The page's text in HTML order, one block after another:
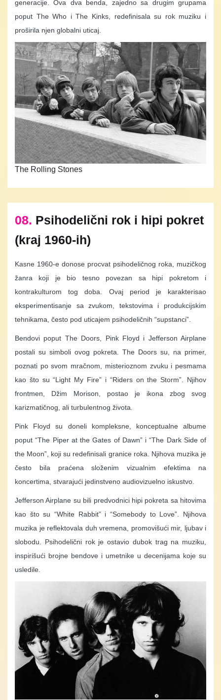
generacije. Ova dva benda, zajedno sa drugim grupama
poput The Who i The Kinks, redefinisala su rok muziku i
proširila njen globalni uticaj.
The Rolling Stones
08. Psihodelični rok i hipi pokret
(kraj 1960-ih)
Kasne 1960-e donose procvat psihodeličnog roka, muzičkog
žanra koji je bio tesno povezan sa hipi pokretom i
kontrakulturom tog doba. Ovaj period je karakterisao
eksperimentisanje sa zvukom, tekstovima i produkcijskim
tehnikama, često pod uticajem psihodeličnih “supstanci”.
Bendovi poput The Doors, Pink Floyd i Jefferson Airplane
postali su simboli ovog pokreta. The Doors su, na primer,
poznati po svom mračnom, misterioznom zvuku i pesmama
kao što su “Light My Fire” i “Riders on the Storm”. Njihov
frontmen, Džim Morison, postao je ikona zbog svog
karizmatičnog, ali turbulentnog života.
Pink Floyd su doneli kompleksne, konceptualne albume
poput “The Piper at the Gates of Dawn” i “The Dark Side of
the Moon”, koji su redefinisali granice roka. Njihova muzika je
često bila praćena složenim vizualnim efektima na
koncertima, stvarajući jedinstveno audiovizuelno iskustvo.
Jefferson Airplane su bili predvodnici hipi pokreta sa hitovima
kao što su “White Rabbit” i “Somebody to Love”. Njihova
muzika je reflektovala duh vremena, promovišući mir, ljubav i
slobodu. Psihodelični rok je ostavio dubok trag na muziku,
inspirišući brojne bendove i umetnike u decenijama koje su
usledile.